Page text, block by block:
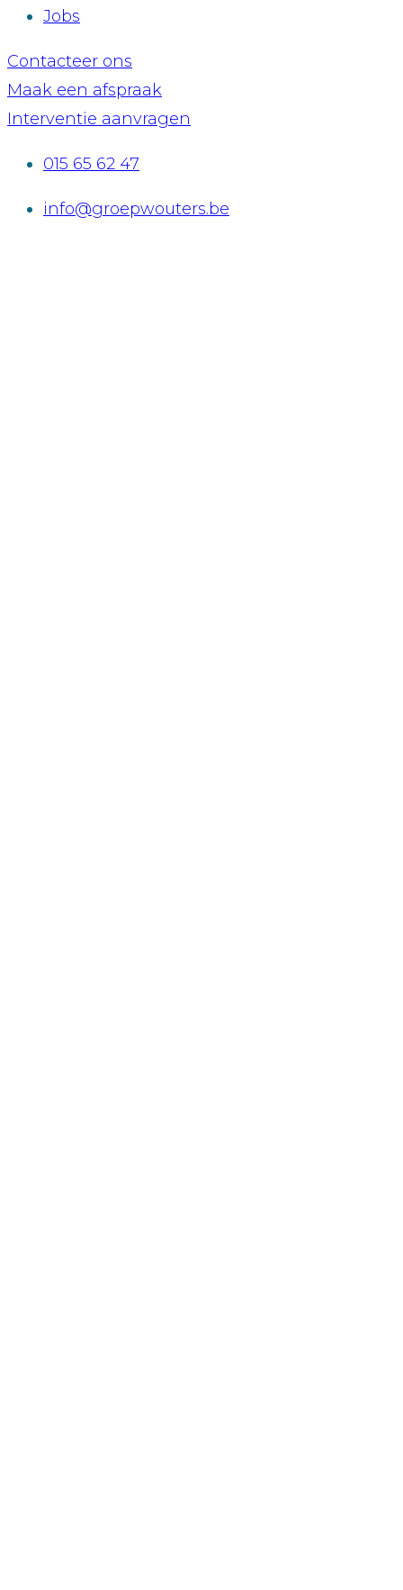
Jobs
Contacteer ons
Maak een afspraak
Interventie aanvragen
015 65 62 47
info@groepwouters.be